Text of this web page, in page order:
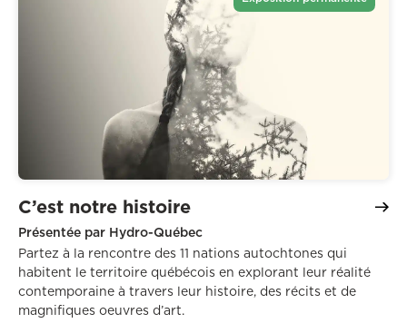
C’est notre histoire
Présentée par Hydro-Québec
Partez à la rencontre des 11 nations autochtones qui
habitent le territoire québécois en explorant leur réalité
contemporaine à travers leur histoire, des récits et de
magnifiques oeuvres d’art.